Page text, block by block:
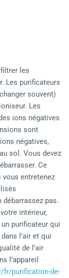
les
Les purificateurs
souvent)
Les
ions négatives
sont
négatives,
sol. Vous devez
Ce
vous entretenez
pas.
intérieur,
purificateur qui
l’air et qui
de l’air
l’appareil
fr/purification-de-